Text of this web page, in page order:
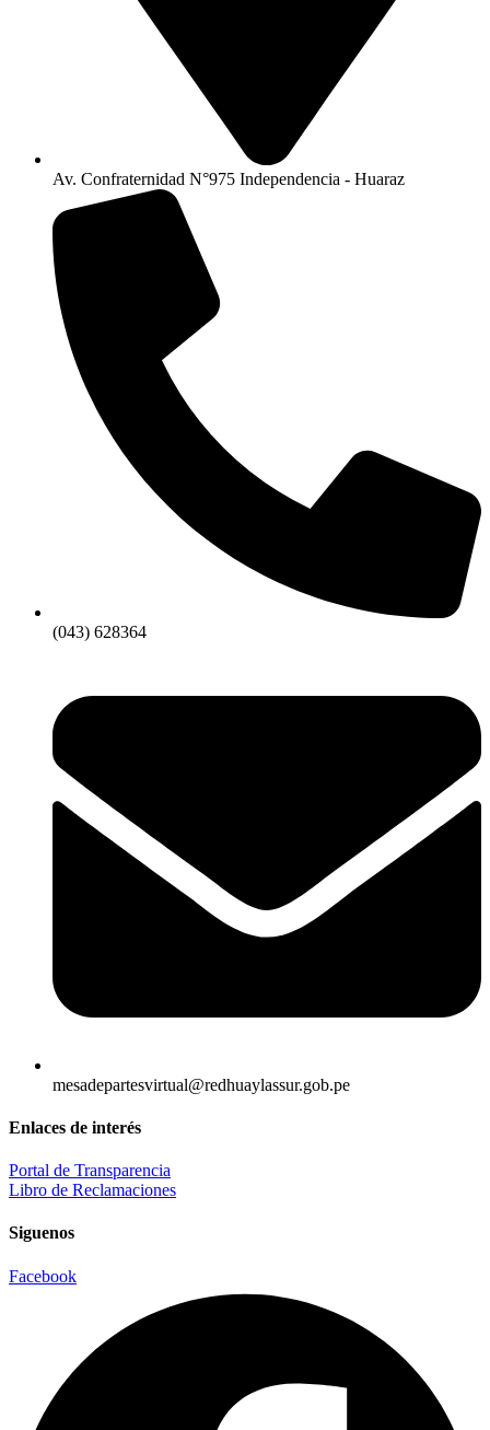
Av. Confraternidad N°975 Independencia - Huaraz
(043) 628364
mesadepartesvirtual@redhuaylassur.gob.pe
Enlaces de interés
Portal de Transparencia
Libro de Reclamaciones
Siguenos
Facebook